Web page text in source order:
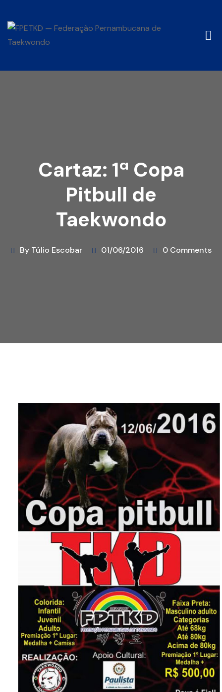
Cartaz: 1ª Copa
Pitbull de
Taekwondo
By Túlio Escobar 01/06/2016 0 Comments